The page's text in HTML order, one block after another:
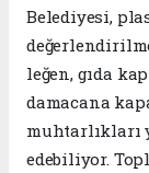
Belediyesi,
leğen, gıda
damacana
muhtarlıkları
edebiliyor.